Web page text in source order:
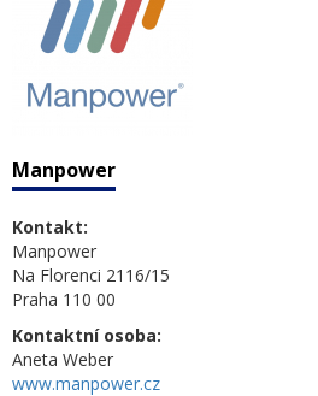
Manpower
Kontakt:
Manpower
Na Florenci 2116/15
Praha 110 00
Kontaktní osoba:
Aneta Weber
www.manpower.cz